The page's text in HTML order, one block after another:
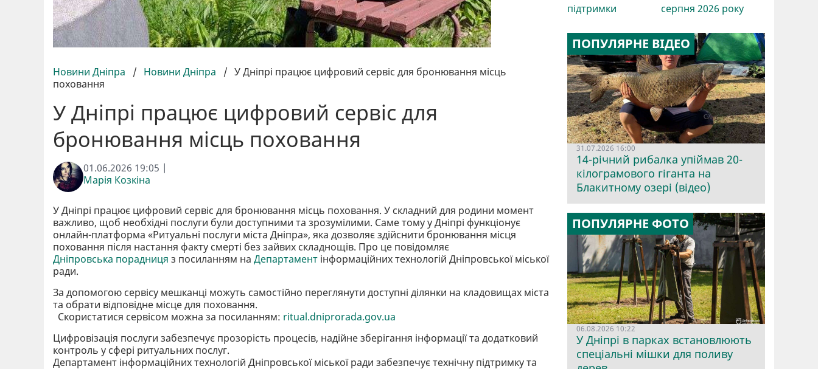
Новини Дніпра / Новини Дніпра / У Дніпрі працює цифровий сервіс для бронювання місць
поховання
У Дніпрі працює цифровий сервіс для
бронювання місць поховання
01.06.2026 19:05 |
Марія Козкіна
У Дніпрі працює цифровий сервіс для бронювання місць поховання. У складний для родини момент
важливо, щоб необхідні послуги були доступними та зрозумілими. Саме тому у Дніпрі функціонує
онлайн-платформа «Ритуальні послуги міста Дніпра», яка дозволяє здійснити бронювання місця
поховання після настання факту смерті без зайвих складнощів. Про це повідомляє
Дніпровська порадниця з посиланням на Департамент інформаційних технологій Дніпровської міської
ради.
За допомогою сервісу мешканці можуть самостійно переглянути доступні ділянки на кладовищах міста
та обрати відповідне місце для поховання.
Скористатися сервісом можна за посиланням: ritual.dniprorada.gov.ua
Цифровізація послуги забезпечує прозорість процесів, надійне зберігання інформації та додатковий
контроль у сфері ритуальних послуг.
Департамент інформаційних технологій Дніпровської міської ради забезпечує технічну підтримку та
підтримки
серпня 2026 року
ПОПУЛЯРНЕ ВІДЕО
31.07.2026 16:00
14-річний рибалка упіймав 20-
кілограмового гіганта на
Блакитному озері (відео)
ПОПУЛЯРНЕ ФОТО
06.08.2026 10:22
У Дніпрі в парках встановлюють
спеціальні мішки для поливу